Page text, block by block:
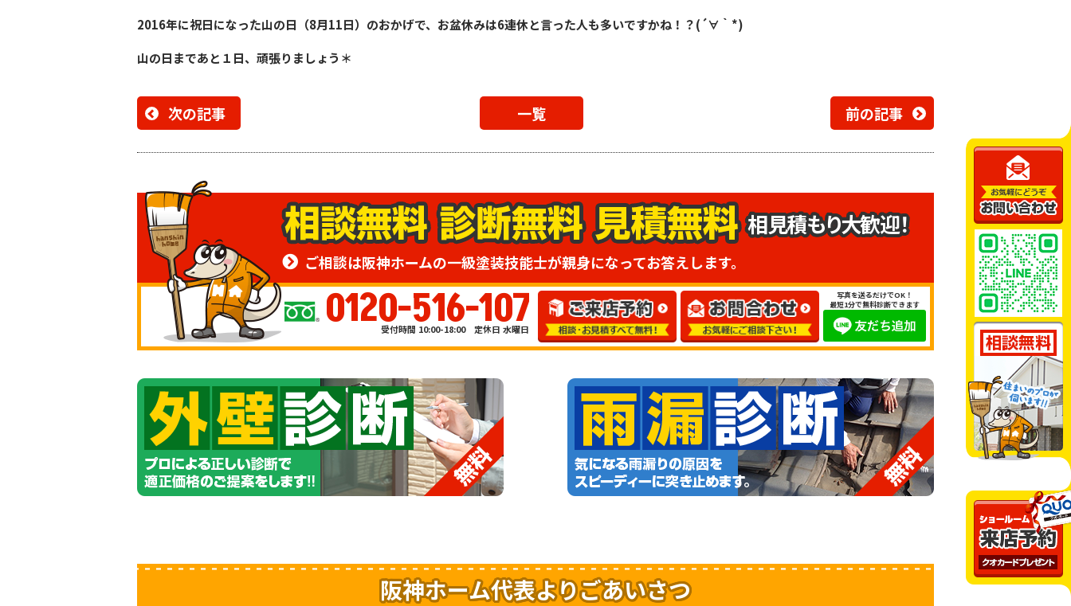
2016年に祝日になった山の日（8月11日） のおかげで、お盆休みは6連休と言った人も多いですかね！？(´∀｀*)
山の日まであと１日、頑張りましょう＊
次の記事 一覧 前の記事
相見積もり大歓迎！
ご相談は阪神ホームの一級塗装技能士が親身になってお答えします。
0120-516-107
受付時間 10:00-18:00 定休日 水曜日
写真を送るだけでOK！
最短1分で無料診断できます
阪神ホーム代表よりごあいさつ